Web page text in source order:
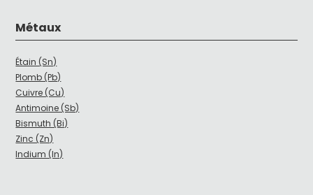
Métaux
Étain (Sn)
Plomb (Pb)
Cuivre (Cu)
Antimoine (Sb)
Bismuth (Bi)
Zinc (Zn)
Indium (In)